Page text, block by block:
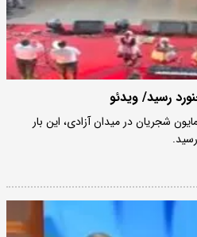
رسید/ ویدئو
شجریان در میدان آزادی، این بار